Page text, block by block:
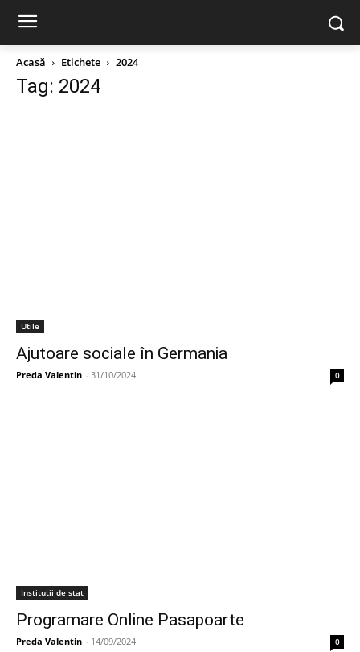
Acasă Etichete 2024
Tag: 2024
Utile
Ajutoare sociale în Germania
Preda Valentin - 31/10/2024 0
Institutii de stat
Programare Online Pasapoarte
Preda Valentin - 14/09/2024 0